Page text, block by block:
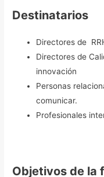
Destinatarios
Directores de
Directores de
innovación
Personas
comunicar.
Profesionales
Objetivos de la